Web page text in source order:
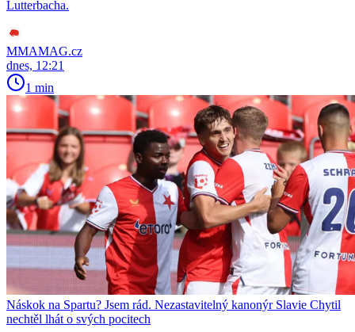
Lutterbacha.
MMAMAG.cz
dnes, 12:21
1 min
Náskok na Spartu? Jsem rád. Nezastavitelný kanonýr Slavie Chytil
nechtěl lhát o svých pocitech